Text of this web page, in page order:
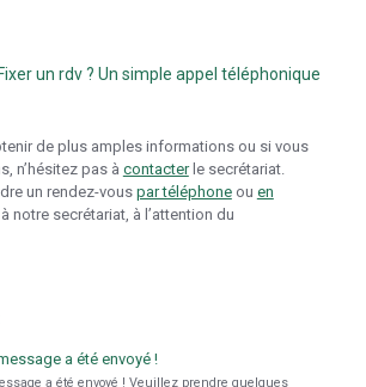
un rdv ? Un simple appel téléphonique
de plus amples informations ou si vous
n’hésitez pas à contacterle secrétariat.
un rendez-vous par téléphoneou en
à notre secrétariat, à l’attention du
a été envoyé !
a été envoyé ! Veuillez prendre quelques